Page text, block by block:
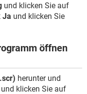
und klicken Sie auf
Ja und klicken Sie
öffnen
herunter und
und klicken Sie auf